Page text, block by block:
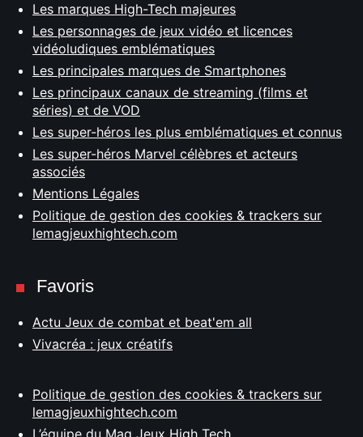
Les marques High-Tech majeures
Les personnages de jeux vidéo et licences
vidéoludiques emblématiques
Les principales marques de Smartphones
Les principaux canaux de streaming (films et
séries) et de VOD
Les super-héros les plus emblématiques et connus
Les super-héros Marvel célèbres et acteurs
associés
Mentions Légales
Politique de gestion des cookies & trackers sur
lemagjeuxhightech.com
Favoris
Actu Jeux de combat et beat'em all
Vivacréa : jeux créatifs
Politique de gestion des cookies & trackers sur
lemagjeuxhightech.com
L’équipe du Mag Jeux High Tech